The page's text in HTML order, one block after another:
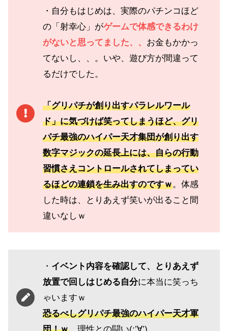
・自分もはじめは、実際のパチンコほど
の「射幸心」がゲームで体感できるわけ
がないと思ってました、、 お金もかかっ
てないし、、。いや、遊び方が間違って
るだけでした。
「グリパチが創り出すパラレルワール
ド」に気づけば笑ってしまうほど、グリ
パチ最強のハイパー天才集団が創り出す
数字マジックの延長上には、自らの行動
習慣さえコントロールされてしまってい
るほどの連鎖を生み出すのですｗ。体感
した時は、とりあえず笑いが出ること間
違いなしｗ
・ イベント内容を確認して、とりあえず
放置で回しはじめる自分に本当に笑っち
ゃいますｗ
恐るべしグリパチ最強のハイパー天才軍
団！ｗ 。理性との闘い(;’∀’)